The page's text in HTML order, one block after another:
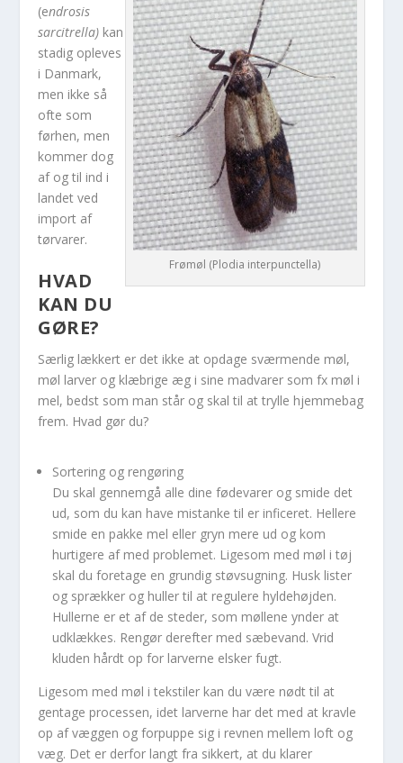
Frømøl (Plodia interpunctella)
(endrosis
sarcitrella) kan
stadig opleves
i Danmark,
men ikke så
ofte som
førhen, men
kommer dog
af og til ind i
landet ved
import af
tørvarer.
HVAD
KAN DU
GØRE?
Særlig lækkert er det ikke at opdage sværmende møl,
møl larver og klæbrige æg i sine madvarer som fx møl i
mel, bedst som man står og skal til at trylle hjemmebag
frem. Hvad gør du?
Sortering og rengøring
Du skal gennemgå alle dine fødevarer og smide det
ud, som du kan have mistanke til er inficeret. Hellere
smide en pakke mel eller gryn mere ud og kom
hurtigere af med problemet. Ligesom med møl i tøj
skal du foretage en grundig støvsugning. Husk lister
og sprækker og huller til at regulere hyldehøjden.
Hullerne er et af de steder, som møllene ynder at
udklækkes. Rengør derefter med sæbevand. Vrid
kluden hårdt op for larverne elsker fugt.
Ligesom med møl i tekstiler kan du være nødt til at
gentage processen, idet larverne har det med at kravle
op af væggen og forpuppe sig i revnen mellem loft og
væg. Det er derfor langt fra sikkert, at du klarer